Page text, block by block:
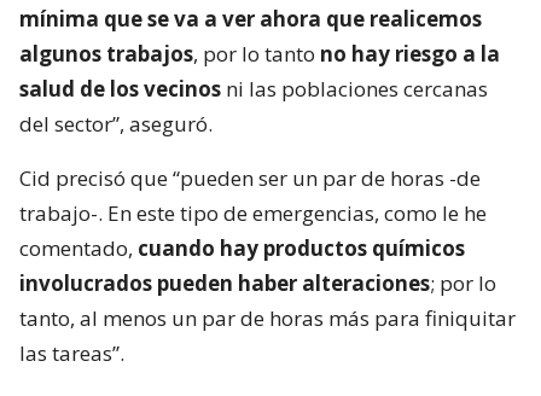
mínima que se va a ver ahora que realicemos
algunos trabajos, por lo tanto no hay riesgo a la
salud de los vecinos ni las poblaciones cercanas
del sector”, aseguró.
Cid precisó que “pueden ser un par de horas -de
trabajo-. En este tipo de emergencias, como le he
comentado, cuando hay productos químicos
involucrados pueden haber alteraciones; por lo
tanto, al menos un par de horas más para finiquitar
las tareas”.